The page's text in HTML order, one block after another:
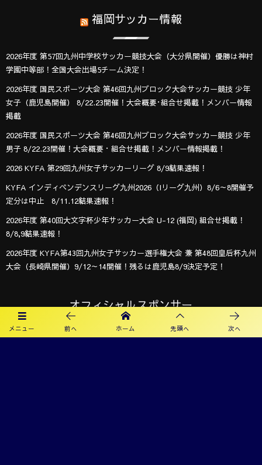
メニュー 前へ ホーム 先頭へ 次へ
福岡サッカー情報
2026年度 第57回九州中学校サッカー競技大会（大分県開催）優勝は神村
学園中等部！全国大会出場5チーム決定！
2026年度 国民スポーツ大会 第46回九州ブロック大会サッカー競技 少年
女子（鹿児島開催） 8/22.23開催！大会概要･組合せ掲載！メンバー情報
掲載
2026年度 国民スポーツ大会 第46回九州ブロック大会サッカー競技 少年
男子 8/22.23開催！大会概要・組合せ掲載！メンバー情報掲載！
2026 KYFA 第29回九州女子サッカーリーグ 8/9結果速報！
KYFA インディペンデンスリーグ九州2026（Iリーグ九州）8/6～8開催予
定分は中止 8/11.12結果速報！
2026年度 第40回大文字杯少年サッカー大会 U-12 (福岡) 組合せ掲載！
8/8,9結果速報！
2026年度 KYFA第43回九州女子サッカー選手権大会 兼 第48回皇后杯九州
大会（長崎県開催）9/12～14開催！残るは鹿児島8/9決定予定！
オフィシャルスポンサー